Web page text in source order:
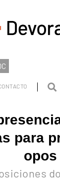
EN OLOT O
para
opos